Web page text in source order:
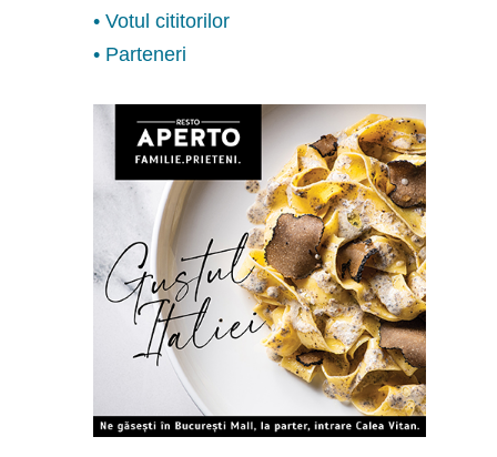
• Votul cititorilor
• Parteneri